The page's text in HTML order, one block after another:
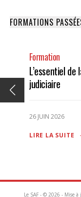
FORMATIONS
Formation
L’essentiel
judiciaire
26 JUIN 2026
LIRE LA SUITE
Le SAF - © 2026 - Mise